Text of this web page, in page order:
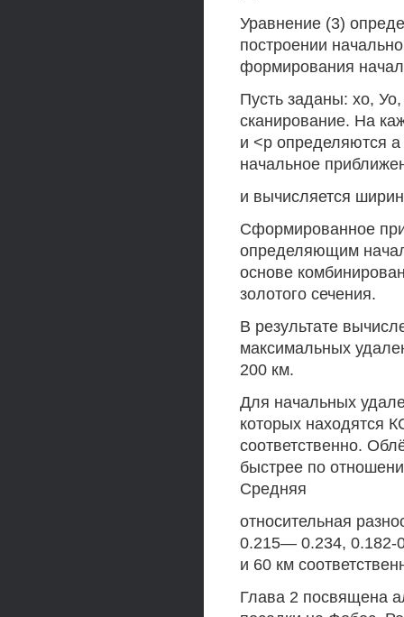
Уравнение (3)
построении
формирования
Пусть заданы: хо,
сканирование. На
и <р определяются
начальное
и вычисляется
Сформированное
определяющим
основе
золотого сечения.
В результате
максимальных
200 км.
Для начальных
которых находятся
соответственно.
быстрее по
Средняя
относительная
0.215— 0.234, 0.182-
и 60 км
Глава 2 посвящена